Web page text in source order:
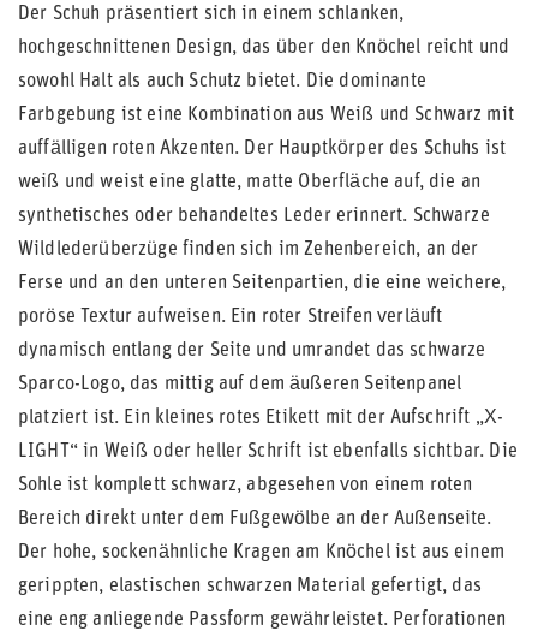
Der Schuh präsentiert sich in einem schlanken,
hochgeschnittenen Design, das über den Knöchel reicht und
sowohl Halt als auch Schutz bietet. Die dominante
Farbgebung ist eine Kombination aus Weiß und Schwarz mit
auffälligen roten Akzenten. Der Hauptkörper des Schuhs ist
weiß und weist eine glatte, matte Oberfläche auf, die an
synthetisches oder behandeltes Leder erinnert. Schwarze
Wildlederüberzüge finden sich im Zehenbereich, an der
Ferse und an den unteren Seitenpartien, die eine weichere,
poröse Textur aufweisen. Ein roter Streifen verläuft
dynamisch entlang der Seite und umrandet das schwarze
Sparco-Logo, das mittig auf dem äußeren Seitenpanel
platziert ist. Ein kleines rotes Etikett mit der Aufschrift „X-
LIGHT“ in Weiß oder heller Schrift ist ebenfalls sichtbar. Die
Sohle ist komplett schwarz, abgesehen von einem roten
Bereich direkt unter dem Fußgewölbe an der Außenseite.
Der hohe, sockenähnliche Kragen am Knöchel ist aus einem
gerippten, elastischen schwarzen Material gefertigt, das
eine eng anliegende Passform gewährleistet. Perforationen